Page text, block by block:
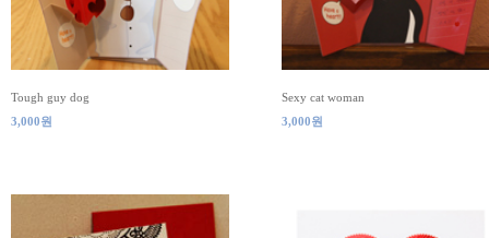
Tough guy dog
3,000원
Sexy cat woman
3,000원